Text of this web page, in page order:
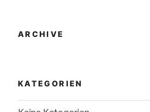
ARCHIVE
KATEGORIEN